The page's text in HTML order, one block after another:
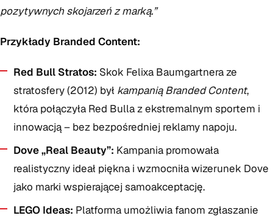
pozytywnych skojarzeń z marką.”
Przykłady Branded Content:
Red Bull Stratos: Skok Felixa Baumgartnera ze
stratosfery (2012) był kampanią Branded Content,
która połączyła Red Bulla z ekstremalnym sportem i
innowacją – bez bezpośredniej reklamy napoju.
Dove „Real Beauty”: Kampania promowała
realistyczny ideał piękna i wzmocniła wizerunek Dove
jako marki wspierającej samoakceptację.
LEGO Ideas: Platforma umożliwia fanom zgłaszanie